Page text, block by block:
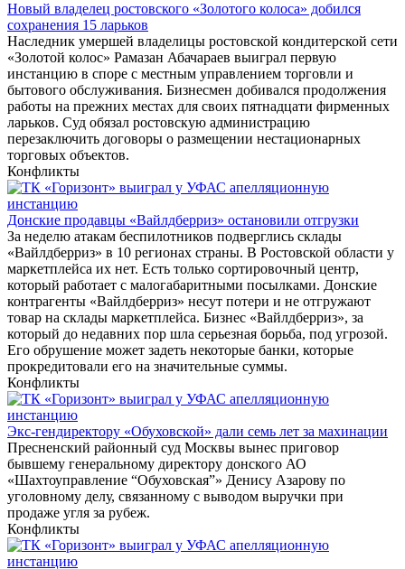
Новый владелец ростовского «Золотого колоса» добился
сохранения 15 ларьков
Наследник умершей владелицы ростовской кондитерской сети
«Золотой колос» Рамазан Абачараев выиграл первую
инстанцию в споре с местным управлением торговли и
бытового обслуживания. Бизнесмен добивался продолжения
работы на прежних местах для своих пятнадцати фирменных
ларьков. Суд обязал ростовскую администрацию
перезаключить договоры о размещении нестационарных
торговых объектов.
Конфликты
Донские продавцы «Вайлдберриз» остановили отгрузки
За неделю атакам беспилотников подверглись склады
«Вайлдберриз» в 10 регионах страны. В Ростовской области у
маркетплейса их нет. Есть только сортировочный центр,
который работает с малогабаритными посылками. Донские
контрагенты «Вайлдберриз» несут потери и не отгружают
товар на склады маркетплейса. Бизнес «Вайлдберриз», за
который до недавних пор шла серьезная борьба, под угрозой.
Его обрушение может задеть некоторые банки, которые
прокредитовали его на значительные суммы.
Конфликты
Экс-гендиректору «Обуховской» дали семь лет за махинации
Пресненский районный суд Москвы вынес приговор
бывшему генеральному директору донского АО
«Шахтоуправление “Обуховская”» Денису Азарову по
уголовному делу, связанному с выводом выручки при
продаже угля за рубеж.
Конфликты